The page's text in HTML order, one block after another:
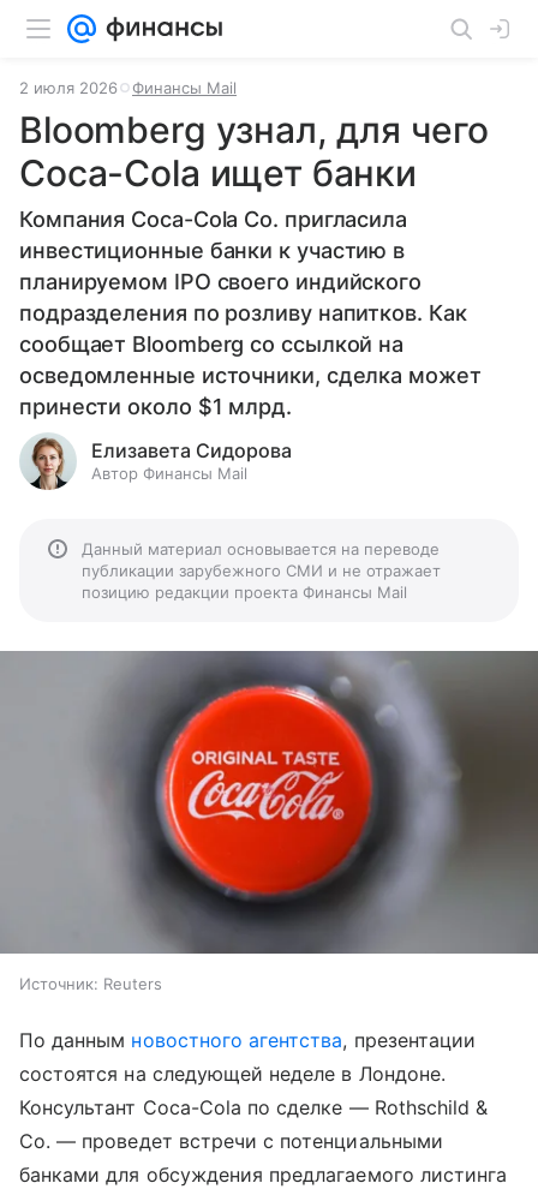
2 июля 2026 Финансы Mail
Bloomberg узнал, для чего
Coca-Cola ищет банки
Компания Coca-Cola Co. пригласила
инвестиционные банки к участию в
планируемом IPO своего индийского
подразделения по розливу напитков. Как
сообщает Bloomberg со ссылкой на
осведомленные источники, сделка может
принести около $1 млрд.
Елизавета Сидорова
Автор Финансы Mail
Данный материал основывается на переводе
публикации зарубежного СМИ и не отражает
позицию редакции проекта Финансы Mail
Источник: Reuters
По данным новостного агентства, презентации
состоятся на следующей неделе в Лондоне.
Консультант Coca-Cola по сделке — Rothschild &
Co. — проведет встречи с потенциальными
банками для обсуждения предлагаемого листинга